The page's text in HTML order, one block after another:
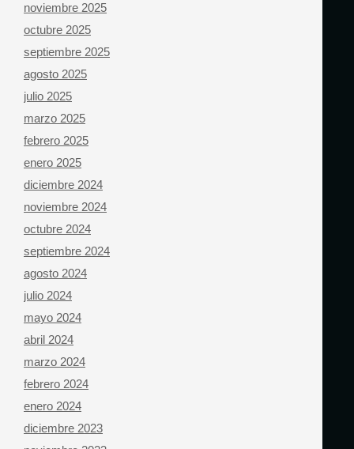
noviembre 2025
octubre 2025
septiembre 2025
agosto 2025
julio 2025
marzo 2025
febrero 2025
enero 2025
diciembre 2024
noviembre 2024
octubre 2024
septiembre 2024
agosto 2024
julio 2024
mayo 2024
abril 2024
marzo 2024
febrero 2024
enero 2024
diciembre 2023